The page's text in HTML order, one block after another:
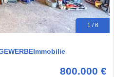
1 / 6
800.000 €